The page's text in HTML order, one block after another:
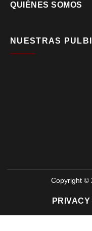
QUIÉNES SOMOS
NUESTRAS
Copyright ©